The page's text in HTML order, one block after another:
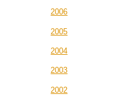
2006
2005
2004
2003
2002